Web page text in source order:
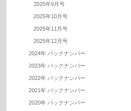
2025年9月号
2025年10月号
2025年11月号
2025年12月号
2024年 バックナンバー
2023年 バックナンバー
2022年 バックナンバー
2021年 バックナンバー
2020年 バックナンバー